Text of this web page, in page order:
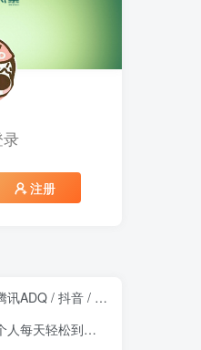
注册
教投手赚钱变现，全套变现拆解稳定出单
落地快、见效稳【揭秘】